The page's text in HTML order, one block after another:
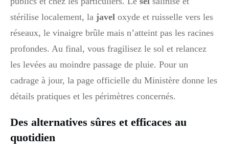
stérilise localement, la javel oxyde et ruisselle vers les
réseaux, le vinaigre brûle mais n’atteint pas les racines
profondes. Au final, vous fragilisez le sol et relancez
les levées au moindre passage de pluie. Pour un
cadrage à jour, la page officielle du Ministère donne les
détails pratiques et les périmètres concernés.
Des alternatives sûres et efficaces au
quotidien